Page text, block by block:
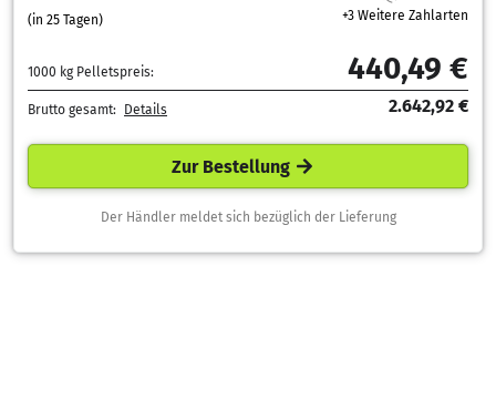
(in 25 Tagen)
+3 Weitere Zahlarten
1000 kg Pelletspreis: 440,49 €
Brutto gesamt: Details 2.642,92 €
Zur Bestellung
Der Händler meldet sich bezüglich der Lieferung